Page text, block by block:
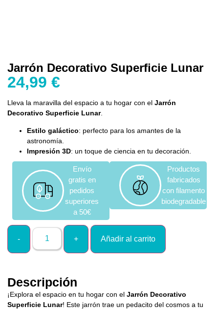
Jarrón Decorativo Superficie Lunar
24,99 €
Lleva la maravilla del espacio a tu hogar con el Jarrón
Decorativo Superficie Lunar.
Estilo galáctico: perfecto para los amantes de la
astronomía.
Impresión 3D: un toque de ciencia en tu decoración.
Envío
gratis en
pedidos
superiores
a 50€
Productos
fabricados
con filamento
biodegradable
Añadir al carrito
Descripción
¡Explora el espacio en tu hogar con el Jarrón Decorativo
Superficie Lunar! Este jarrón trae un pedacito del cosmos a tu